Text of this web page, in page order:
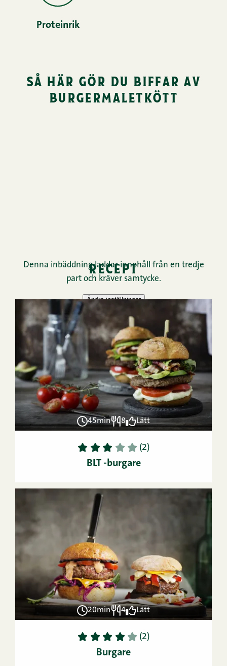
Proteinrik
så här gör du biffar av
burgermaletkött
recept
45min 8 Lätt
1 2 3 4 5 (2)
BLT -burgare
20min 4 Lätt
1 2 3 4 5 (2)
Burgare